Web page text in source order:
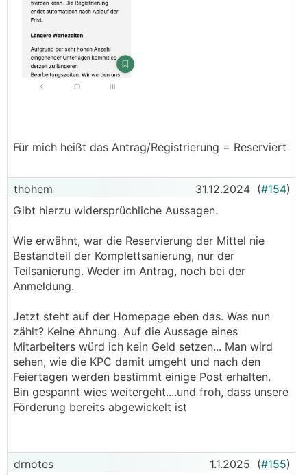
Für mich heißt das Antrag/Registrierung = Reserviert
thohem 31.12.2024 (#154)
Gibt hierzu widersprüchliche Aussagen.
Wie erwähnt, war die Reservierung der Mittel nie
Bestandteil der Komplettsanierung, nur der
Teilsanierung. Weder im Antrag, noch bei der
Anmeldung.
Jetzt steht auf der Homepage eben das. Was nun
zählt? Keine Ahnung. Auf die Aussage eines
Mitarbeiters würd ich kein Geld setzen... Man wird
sehen, wie die KPC damit umgeht und nach den
Feiertagen werden bestimmt einige Post erhalten.
Bin gespannt wies weitergeht....und froh, dass unsere
Förderung bereits abgewickelt ist
drnotes 1.1.2025 (#155)